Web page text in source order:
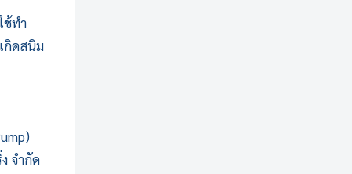
ช้ทำ
กิดสนิม
จำกัด